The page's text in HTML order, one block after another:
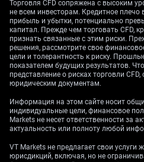
готовятся к первой встрече
системы в новом году.
переходе от агрессивного
ужесточения, наблюдаемого
Фед убавил темпы
ключевую опору для
изменение политики
Смотря на импульс, индекс
ниже 50 и составляет 42.99,
отсутствие покупательной
Хотя индикатор MACD
прессинг может немного
сигнал на покупку.
выше 100-дневной средней
Торговля CFD сопряжена с высоким
не всем инвесторам. Кредитное плечо
прибыль и убытки, потенциально
капитал. Прежде чем торговать CFD,
признать связанные с этим риски.
решения, рассмотрите свое
цели и толерантность к риску.
показателем будущих результатов.
представление о рисках торговли
юридическим документам.
Информация на этом сайте носит
индивидуальные цели, финансовое
Markets не несет ответственности за
актуальность или полноту любой
VT Markets не предлагает свои услуги
юрисдикций, включая, но не